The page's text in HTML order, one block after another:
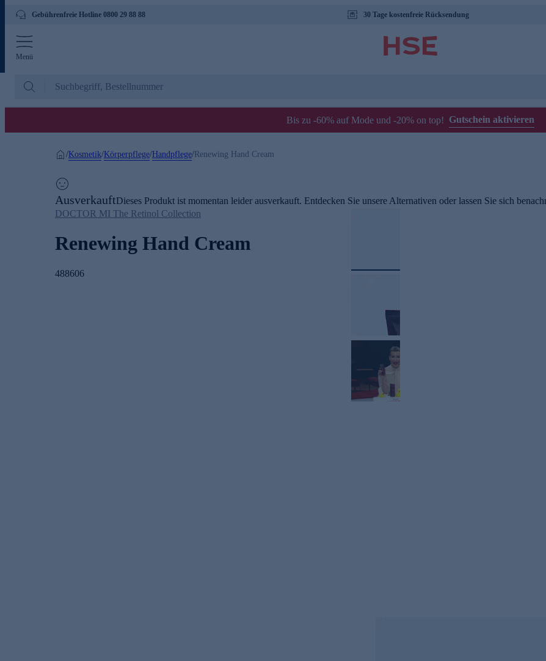
Gebührenfreie Hotline 0800 29 88 88 30 Tage kostenfreie Rücksendung
Menü
Bis zu -60% auf Mode und -20% on top! Gutschein aktivieren
/Kosmetik/Körperpflege/Handpflege/ Renewing Hand Cream
AusverkauftDieses Produkt ist momentan leider ausverkauft. Entdecken Sie unsere Alternativen oder lassen Sie sich
DOCTOR MI The Retinol Collection
Renewing Hand Cream
488606